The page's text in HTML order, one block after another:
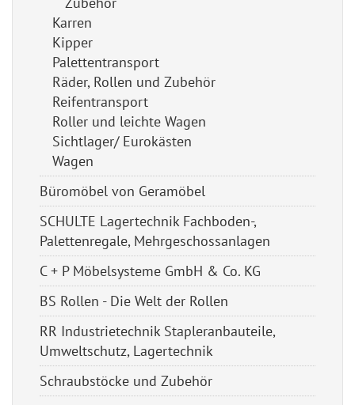
Karren
Kipper
Palettentransport
Räder, Rollen und Zubehör
Reifentransport
Roller und leichte Wagen
Sichtlager/ Eurokästen
Wagen
Büromöbel von Geramöbel
SCHULTE Lagertechnik Fachboden-,
Palettenregale, Mehrgeschossanlagen
C + P Möbelsysteme GmbH & Co. KG
BS Rollen - Die Welt der Rollen
RR Industrietechnik Stapleranbauteile,
Umweltschutz, Lagertechnik
Schraubstöcke und Zubehör